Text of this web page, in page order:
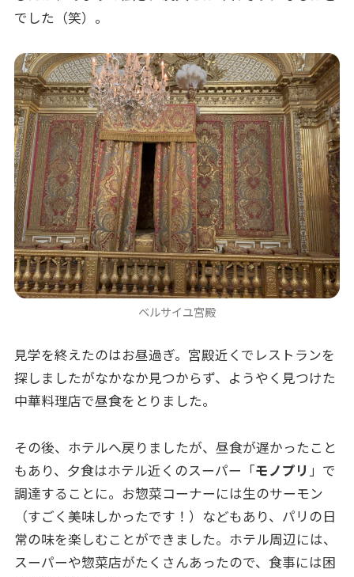
でした（笑）。
ベルサイユ宮殿
見学を終えたのはお昼過ぎ。宮殿近くでレストランを
探しましたがなかなか見つからず、ようやく見つけた
中華料理店で昼食をとりました。
その後、ホテルへ戻りましたが、昼食が遅かったこと
もあり、夕食はホテル近くのスーパー「 モノプリ 」で
調達することに。お惣菜コーナーには生のサーモン
（すごく美味しかったです！）などもあり、パリの日
常の味を楽しむことができました。ホテル周辺には、
スーパーや惣菜店がたくさんあったので、食事には困